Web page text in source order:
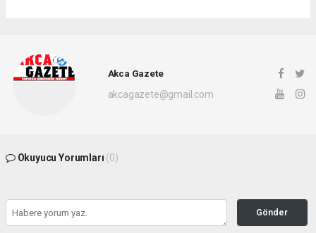
Akca Gazete
akcagazete@gmail.com
Okuyucu Yorumları (0)
Gönder